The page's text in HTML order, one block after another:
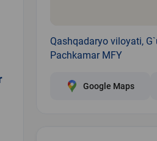
Qashqadaryo viloyati,
Pachkamar MFY
Google Maps